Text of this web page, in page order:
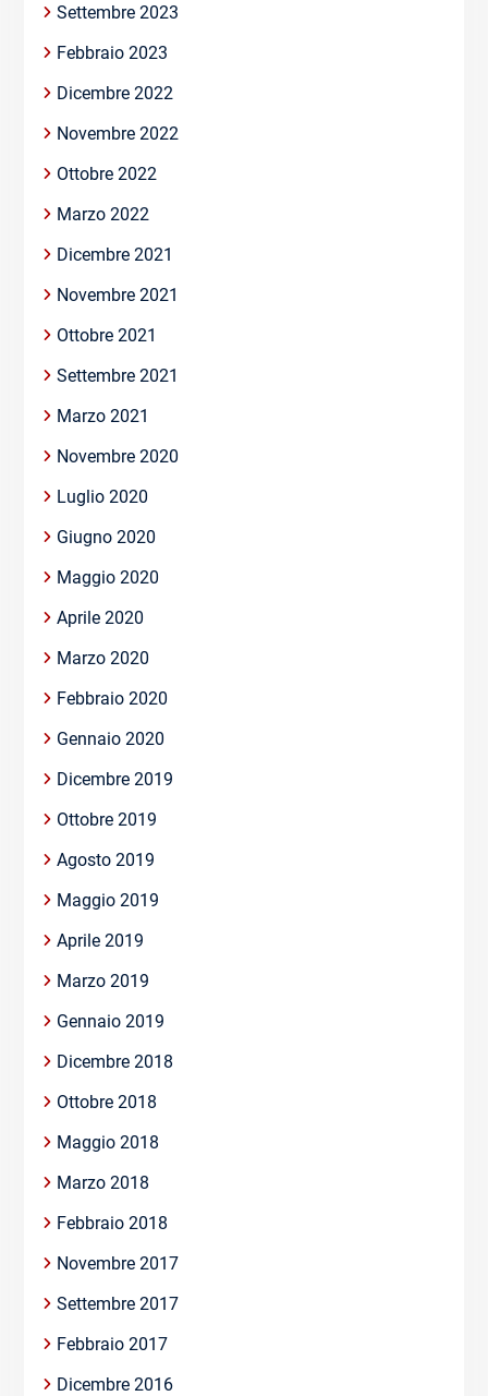
Settembre 2023
Febbraio 2023
Dicembre 2022
Novembre 2022
Ottobre 2022
Marzo 2022
Dicembre 2021
Novembre 2021
Ottobre 2021
Settembre 2021
Marzo 2021
Novembre 2020
Luglio 2020
Giugno 2020
Maggio 2020
Aprile 2020
Marzo 2020
Febbraio 2020
Gennaio 2020
Dicembre 2019
Ottobre 2019
Agosto 2019
Maggio 2019
Aprile 2019
Marzo 2019
Gennaio 2019
Dicembre 2018
Ottobre 2018
Maggio 2018
Marzo 2018
Febbraio 2018
Novembre 2017
Settembre 2017
Febbraio 2017
Dicembre 2016